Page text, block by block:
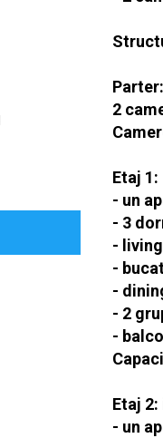
Parter:
2
Etaj 1:
- un
- 3
-
-
-
- 2
-
Etaj
- un